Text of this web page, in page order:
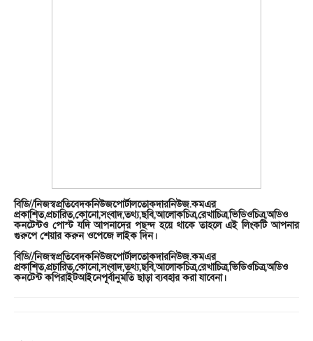
বিডি//নিজস্বপ্রতিবেদকনিউজপোর্টালতোকদারনিউজ.কমএর
প্রকাশিত,প্রচারিত,কোনো,সংবাদ,তথ্য,ছবি,আলোকচিত্র,রেখাচিত্র,ভিডিওচিত্র,অডিও
কনটেন্টও পোস্ট যদি আপনাদের পছন্দ হয়ে থাকে তাহলে এই লিংকটি আপনার
গুরুপে শেয়ার করুন ওপেজে লাইক দিন।
বিডি//নিজস্বপ্রতিবেদকনিউজপোর্টালতোকদারনিউজ.কমএর
প্রকাশিত,প্রচারিত,কোনো,সংবাদ,তথ্য,ছবি,আলোকচিত্র,রেখাচিত্র,ভিডিওচিত্র,অডিও
কনটেন্ট কপিরাইটআইনেপূর্বানুমতি ছাড়া ব্যবহার করা যাবেনা।